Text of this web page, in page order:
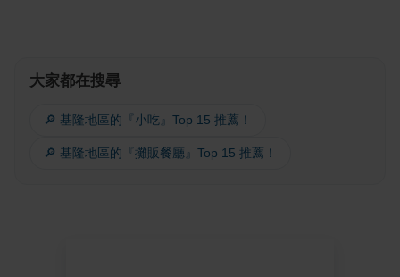
大家都在搜尋
🔎 基隆地區的『小吃』Top 15 推薦！
🔎 基隆地區的『攤販餐廳』Top 15 推薦！